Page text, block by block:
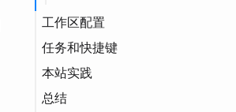
工作区配置
任务和快捷键
本站实践
总结